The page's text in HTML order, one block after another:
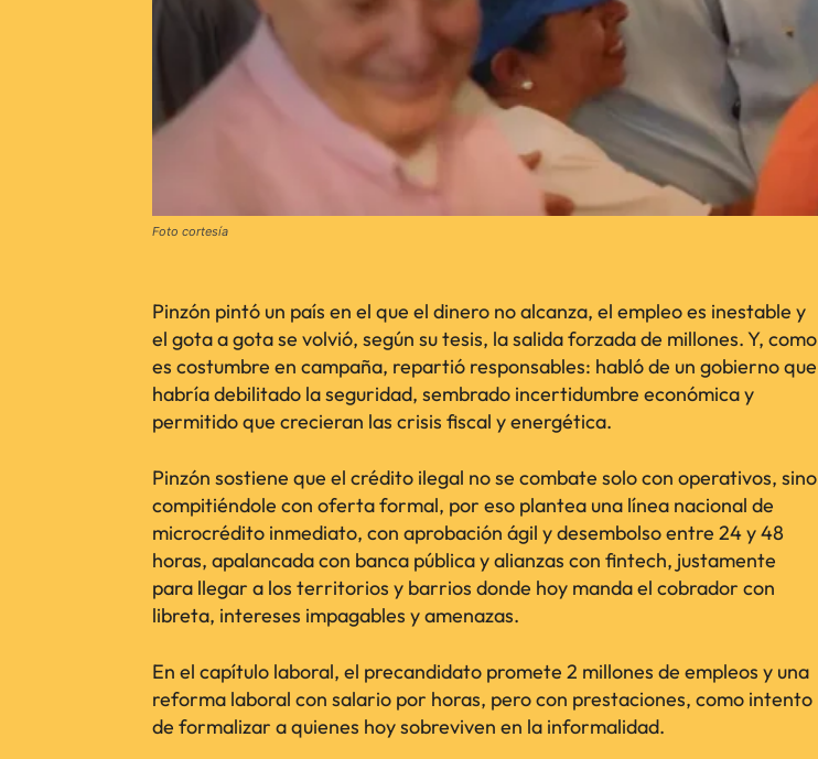
Foto cortesía
Pinzón pintó un país en el que el dinero no alcanza, el empleo es inestable y
el gota a gota se volvió, según su tesis, la salida forzada de millones. Y, como
es costumbre en campaña, repartió responsables: habló de un gobierno que
habría debilitado la seguridad, sembrado incertidumbre económica y
permitido que crecieran las crisis fiscal y energética.
Pinzón sostiene que el crédito ilegal no se combate solo con operativos, sino
compitiéndole con oferta formal, por eso plantea una línea nacional de
microcrédito inmediato, con aprobación ágil y desembolso entre 24 y 48
horas, apalancada con banca pública y alianzas con fintech, justamente
para llegar a los territorios y barrios donde hoy manda el cobrador con
libreta, intereses impagables y amenazas.
En el capítulo laboral, el precandidato promete 2 millones de empleos y una
reforma laboral con salario por horas, pero con prestaciones, como intento
de formalizar a quienes hoy sobreviven en la informalidad.